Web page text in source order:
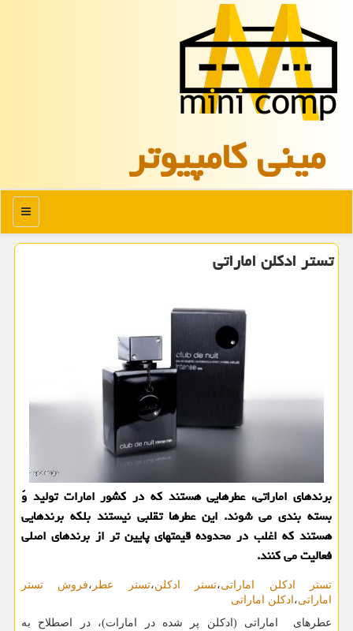
مینی كامپیوتر
منو
تستر ادكلن اماراتی
برندهای اماراتی، عطرهایی هستند كه در كشور امارات تولید وً
بسته بندی می شوند. این عطرها تقلبی نیستند بلكه برندهایی
هستند كه اغلب در محدوده قیمتهای پایین تر از برندهای اصلی
فعالیت می كنند.
تستر ادکلن اماراتی،تستر ادکلن،تستر عطر ،فروش تستر
اماراتی، ادکلن اماراتی
عطرهای اماراتی (ادکلن پر شده در امارات)، در اصطلاح به